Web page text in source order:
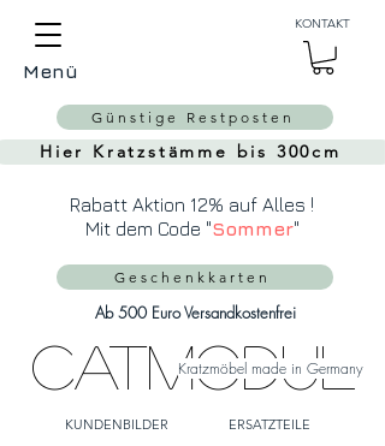
CatModul
Kratzmöbel made in Germany
Menü
KONTAKT
KUNDENBILDER ERSATZTEILE
Ab 500 Euro Versandkostenfrei
Hier Kratzstämme bis 300cm
Geschenkkarten
Günstige Restposten
Rabatt Aktion 12% auf Alles !
Mit dem Code "Sommer"